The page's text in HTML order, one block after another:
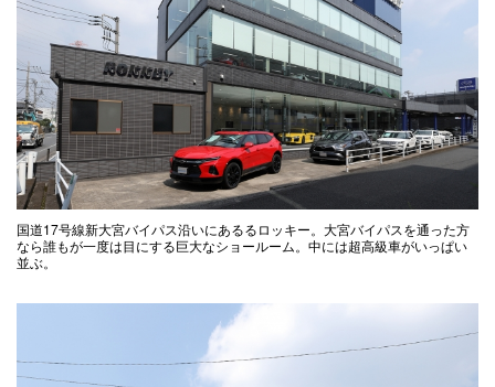
国道17号線新大宮バイパス沿いにあるるロッキー。大宮バイパスを通った方
なら誰もが一度は目にする巨大なショールーム。中には超高級車がいっぱい
並ぶ。